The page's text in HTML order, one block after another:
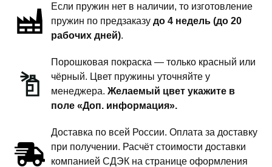
1.5
Если пружин нет в наличии, то изготовление
пружин по предзаказу до 4 недель (до 20
рабочих дней).
Порошковая покраска — только красный или
чёрный. Цвет пружины уточняйте у
менеджера. Желаемый цвет укажите в
поле «Доп. информация».
Доставка по всей России. Оплата за доставку
при получении. Расчёт стоимости доставки
компанией СДЭК на странице оформления